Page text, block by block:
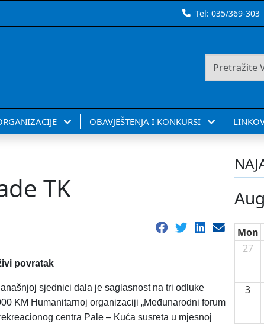
Tel:035/369-303
OBAVJEŠTENJA I KONKURSI
TK
povratak
sjednici dala je saglasnost na tri odluke
KM Humanitarnoj organizaciji „Međunarodni forum
centra Pale – Kuća susreta u mjesnoj
Mon
27
3